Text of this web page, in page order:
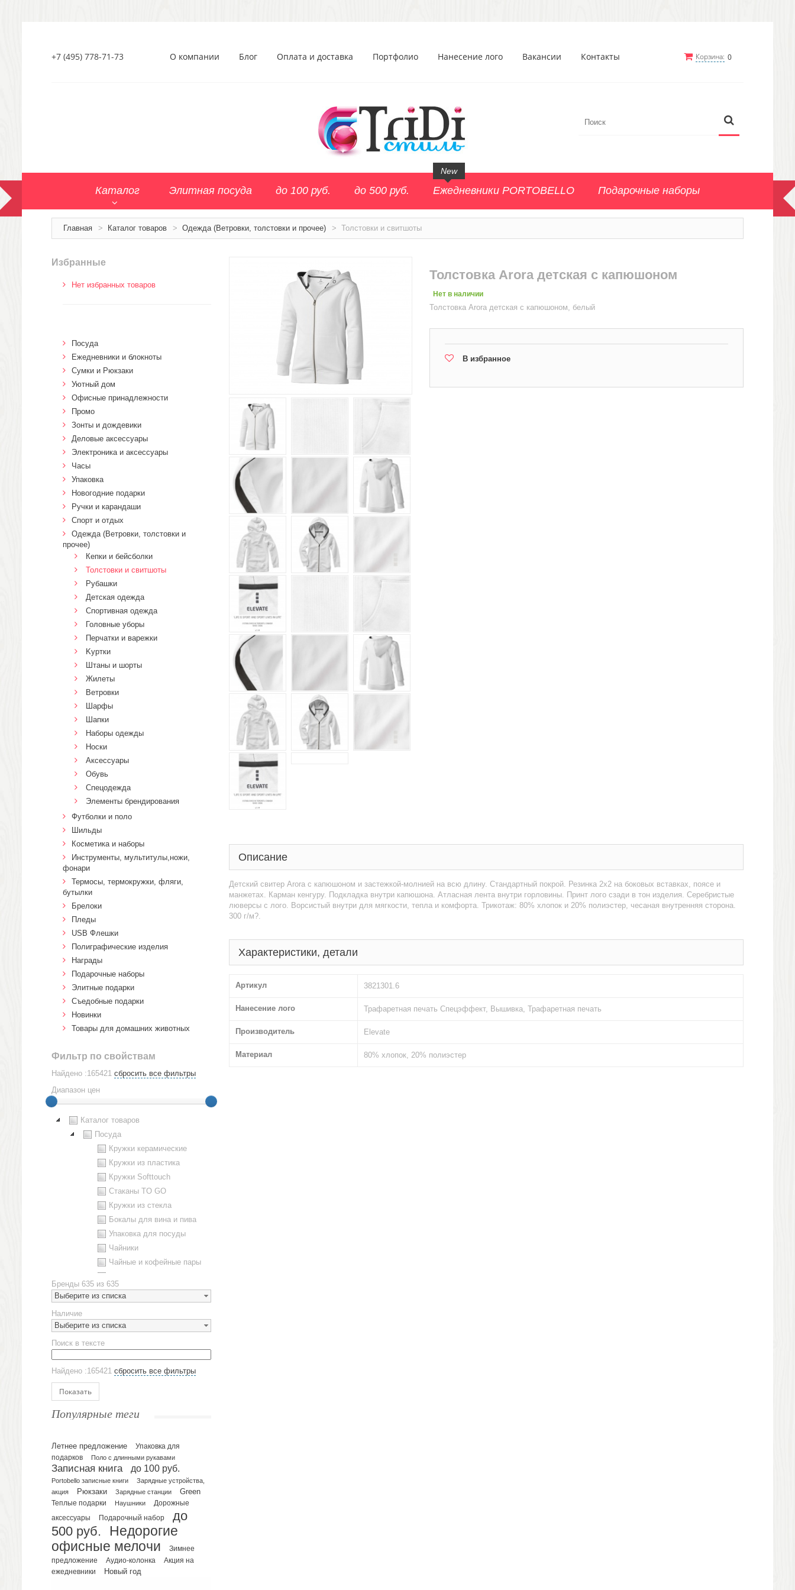
Корзина: 0
+7 (495) 778-71-73 О компании Блог Оплата и доставка Портфолио Нанесение лого Вакансии Контакты
Каталог Элитная посуда до 100 руб. до 500 руб. Ежедневники PORTOBELLO
New
Подарочные наборы
Главная > Каталог товаров > Одежда (Ветровки, толстовки и прочее) > Толстовки и свитшоты
Толстовка Arora детская с капюшоном
Нет в наличии
Толстовка Arora детская с капюшоном, белый
В избранное
Описание
Детский свитер Arora с капюшоном и застежкой-молнией на всю длину. Стандартный покрой. Резинка 2х2 на боковых вставках, поясе и
манжетах. Карман кенгуру. Подкладка внутри капюшона. Атласная лента внутри горловины. Принт лого сзади в тон изделия. Серебристые
люверсы с лого. Ворсистый внутри для мягкости, тепла и комфорта. Трикотаж: 80% хлопок и 20% полиэстер, чесаная внутренняя сторона.
300 г/м?.
Характеристики, детали
Артикул 3821301.6
Нанесение лого Трафаретная печать Спецэффект, Вышивка, Трафаретная печать
Производитель Elevate
Материал 80% хлопок, 20% полиэстер
Избранные
Нет избранных товаров
Посуда
Ежедневники и блокноты
Сумки и Рюкзаки
Уютный дом
Офисные принадлежности
Промо
Зонты и дождевики
Деловые аксессуары
Электроника и аксессуары
Часы
Упаковка
Новогодние подарки
Ручки и карандаши
Спорт и отдых
Одежда (Ветровки, толстовки и
прочее)
Кепки и бейсболки
Толстовки и свитшоты
Рубашки
Детская одежда
Спортивная одежда
Головные уборы
Перчатки и варежки
Kуртки
Штаны и шорты
Жилеты
Ветровки
Шарфы
Шапки
Наборы одежды
Носки
Аксессуары
Обувь
Спецодежда
Элементы брендирования
Футболки и поло
Шильды
Косметика и наборы
Инструменты, мультитулы,ножи,
фонари
Термосы, термокружки, фляги,
бутылки
Брелоки
Пледы
USB Флешки
Полиграфические изделия
Награды
Подарочные наборы
Элитные подарки
Cъедобные подарки
Новинки
Товары для домашних животных
Фильтр по свойствам
Найдено :165421 сбросить все фильтры
Диапазон цен
Каталог товаров
Посуда
Кружки керамические
Кружки из пластика
Кружки Softtouch
Стаканы TO GO
Кружки из стекла
Бокалы для вина и пива
Упаковка для посуды
Чайники
Чайные и кофейные пары
Наборы посуды
Предметы сервировки
Стаканы
Эко кружки
ЕВРОПОСУДА
Аксессуары
Ежедневники и блокноты
Датированные ежедневники
Планинги и телефонные книжки
Планинги датированные
Планинги недатированные
Телефонные книжки
Еженедельники
Органайзер на ежедневник
Сумки и Рюкзаки
Сумки для планшетов и ноутбуков
Рюкзаки
Конференц-сумки
Бренды 635 из 635
Выберите из списка
Наличие
Выберите из списка
Поиск в тексте
Найдено :165421 сбросить все фильтры
Показать
Популярные теги
Летнее предложение
Упаковка для
подарков
Поло с длинными рукавами
Записная книга до 100 руб.
Portobello записные книги
Зарядные устройства,
акция
Рюкзаки Зарядные станции Green
Теплые подарки Наушники Дорожные
аксессуары Подарочный набор
до
500 руб.
Недорогие
офисные мелочи
Зимнее
предложение
Аудио-колонка
Акция на
ежедневники
Новый год